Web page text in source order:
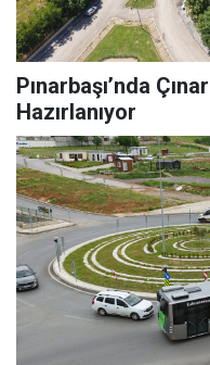
Pınarbaşı’nda Çınaraltı Çay Bahçesi Açılışa
Hazırlanıyor